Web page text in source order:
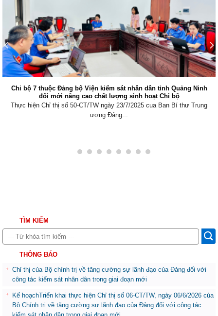
Chi bộ 7 thuộc Đảng bộ Viện kiểm sát nhân dân tỉnh Quảng Ninh
đổi mới nâng cao chất lượng sinh hoạt Chi bộ
Thực hiện Chỉ thị số 50-CT/TW ngày 23/7/2025 cua Ban Bí thư Trung
ương Đảng...
TÌM KIẾM
THÔNG BÁO
Chỉ thị của Bộ chính trị về tăng cường sự lãnh đạo của Đảng đối với
công tác kiểm sát nhân dân trong giai đoạn mới
Kế hoạchTriển khai thực hiện Chỉ thị số 06-CT/TW, ngày 06/6/2026 của
Bộ Chính trị về tăng cường sự lãnh đạo của Đảng đối với công tác